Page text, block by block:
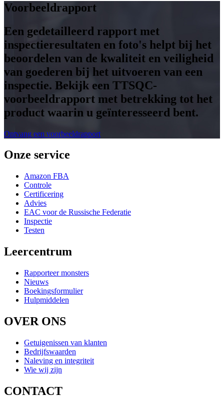
Voorbeeldrapport
Een gedetailleerd rapport met
inspectieresultaten en foto's helpt bij het
beoordelen van de kwaliteit en veiligheid
van goederen bij het uitvoeren van een
inspectie. Bekijk een TTSQC-
voorbeeldrapport met betrekking tot het
product waarin u geïnteresseerd bent.
Ontvang een voorbeeldrapport
Onze service
Amazon FBA
Controle
Certificering
Advies
EAC voor de Russische Federatie
Inspectie
Testen
Leercentrum
Rapporteer monsters
Nieuws
Boekingsformulier
Hulpmiddelen
OVER ONS
Getuigenissen van klanten
Bedrijfswaarden
Naleving en integriteit
Wie wij zijn
CONTACT